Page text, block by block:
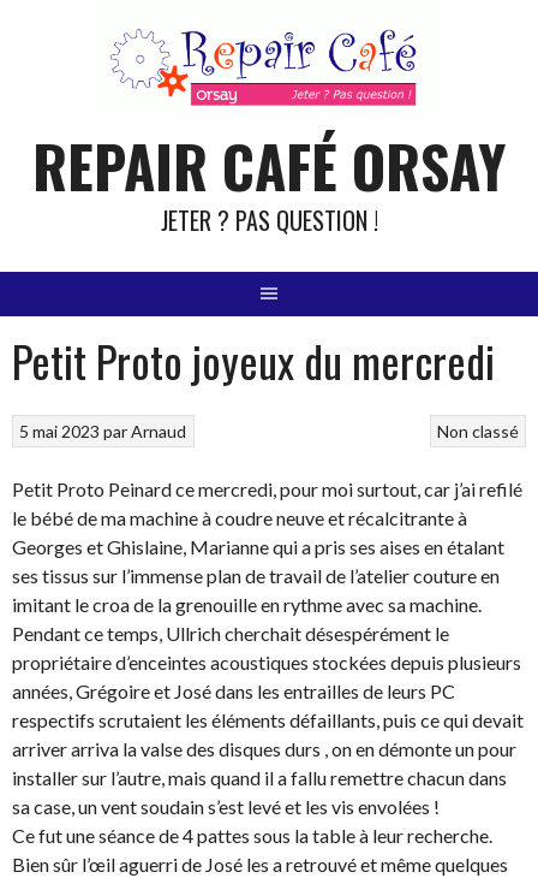
REPAIR CAFÉ ORSAY
JETER ? PAS QUESTION !
Petit Proto joyeux du mercredi
Non classé
5 mai 2023 parArnaud
Petit Proto Peinard ce mercredi, pour moi surtout, car j’ai refilé
le bébé de ma machine à coudre neuve et récalcitrante à
Georges et Ghislaine, Marianne qui a pris ses aises en étalant
ses tissus sur l’immense plan de travail de l’atelier couture en
imitant le croa de la grenouille en rythme avec sa machine.
Pendant ce temps, Ullrich cherchait désespérément le
propriétaire d’enceintes acoustiques stockées depuis plusieurs
années, Grégoire et José dans les entrailles de leurs PC
respectifs scrutaient les éléments défaillants, puis ce qui devait
arriver arriva la valse des disques durs , on en démonte un pour
installer sur l’autre, mais quand il a fallu remettre chacun dans
sa case, un vent soudain s’est levé et les vis envolées !
Ce fut une séance de 4 pattes sous la table à leur recherche.
Bien sûr l’œil aguerri de José les a retrouvé et même quelques